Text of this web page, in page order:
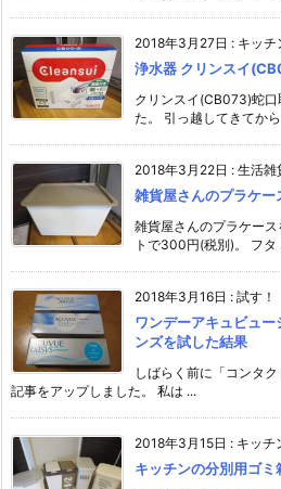
2018年3月27日 : キッチ
浄水器 クリンスイ
クリンスイ(CB073)蛇
た。 引っ越してきてか
2018年3月22日 : 生活雑
雑貨屋さんのプラケー
雑貨屋さんのプラケー
トで300円(税別)。 フタ
2018年3月16日 : 試す！
ワンデーアキュビュ
ンズを試した結果
しばらく前に「コンタ
記事をアップしました。 私は ...
2018年3月15日 : キッチ
キッチンの分別用ゴミ